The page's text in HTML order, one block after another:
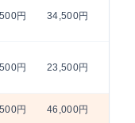
円 34,500円
円 23,500円
円 46,000円